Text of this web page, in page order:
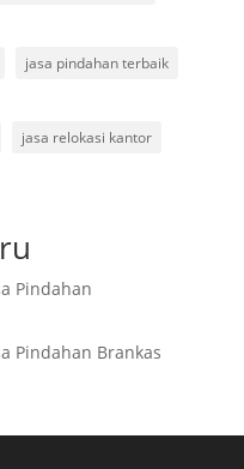
jasa pindahan terbaik
jasa relokasi kantor
Pindahan
Pindahan Brankas